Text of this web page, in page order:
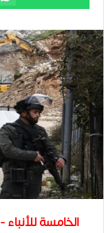
الخامسة للأنباء